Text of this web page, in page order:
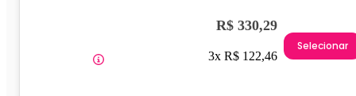
R$ 330,29
3x R$ 122,46
Selecionar